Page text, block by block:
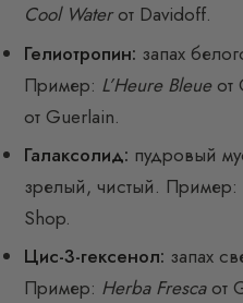
Cool Waterот Davidoff.
Гелиотропин: запах
Пример: L’Heure Bleueот
от Guerlain.
Галаксолид: пудровый
зрелый, чистый. Пример:
Shop.
Цис-3-гексенол: запах
Пример: Herba Frescaот